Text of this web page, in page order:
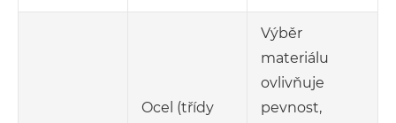
Ocel (třídy
Výběr
materiálu
ovlivňuje
pevnost,